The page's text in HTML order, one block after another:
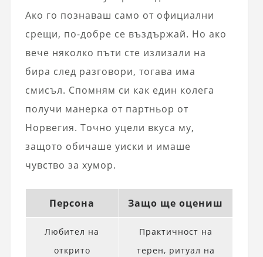
Ако го познаваш само от официални
срещи, по-добре се въздържай. Но ако
вече няколко пъти сте излизали на
бира след разговори, тогава има
смисъл. Спомням си как един колега
получи манерка от партньор от
Норвегия. Точно уцели вкуса му,
защото обичаше уиски и имаше
чувство за хумор.
Персона Защо ще оцениш
Любител на
открито
Практичност на
терен, ритуал на